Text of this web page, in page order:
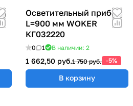
Осветительный прибор
L=900 мм WOKER
КГ032220
0 1 В наличии: 2
1 662,50 руб.1 750 руб. -5%
В корзину